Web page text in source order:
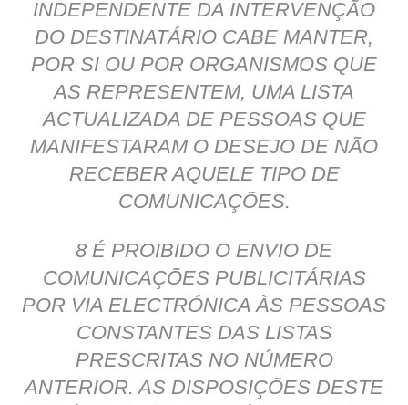
INDEPENDENTE DA INTERVENÇÃO
DO DESTINATÁRIO CABE MANTER,
POR SI OU POR ORGANISMOS QUE
AS REPRESENTEM, UMA LISTA
ACTUALIZADA DE PESSOAS QUE
MANIFESTARAM O DESEJO DE NÃO
RECEBER AQUELE TIPO DE
COMUNICAÇÕES.
8 É PROIBIDO O ENVIO DE
COMUNICAÇÕES PUBLICITÁRIAS
POR VIA ELECTRÓNICA ÀS PESSOAS
CONSTANTES DAS LISTAS
PRESCRITAS NO NÚMERO
ANTERIOR. AS DISPOSIÇÕES DESTE